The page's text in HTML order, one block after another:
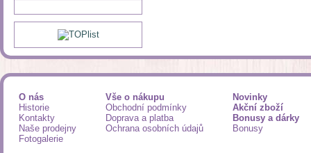
O nás
Historie
Kontakty
Naše prodejny
Fotogalerie
Vše o nákupu
Obchodní podmínky
Doprava a platba
Ochrana osobních údajů
Novinky
Akční zboží
Bonusy a dárky
Bonusy